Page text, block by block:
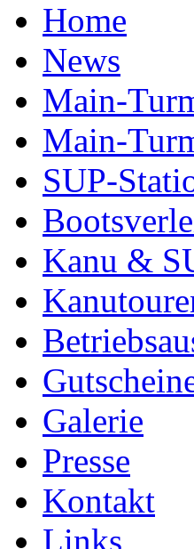
Home
News
Main-
Main-
SUP-
Kanu &
Galerie
Presse
Kontakt
Links